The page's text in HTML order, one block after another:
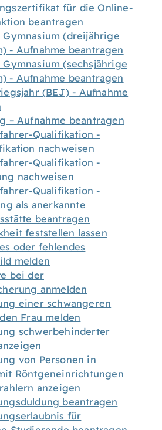
für die Online-
beantragen
Gymnasium (dreijährige
- Aufnahme beantragen
(sechsjährige
- Aufnahme beantragen
(BEJ) - Aufnahme
– Aufnahme beantragen
Qualifikation -
nachweisen
Qualifikation -
nachweisen
Qualifikation -
als anerkannte
beantragen
feststellen lassen
oder fehlendes
melden
bei der
anmelden
einer schwangeren
Frau melden
schwerbehinderter
von Personen in
Röntgeneinrichtungen
anzeigen
beantragen
für